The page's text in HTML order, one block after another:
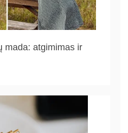
mada: atgimimas ir